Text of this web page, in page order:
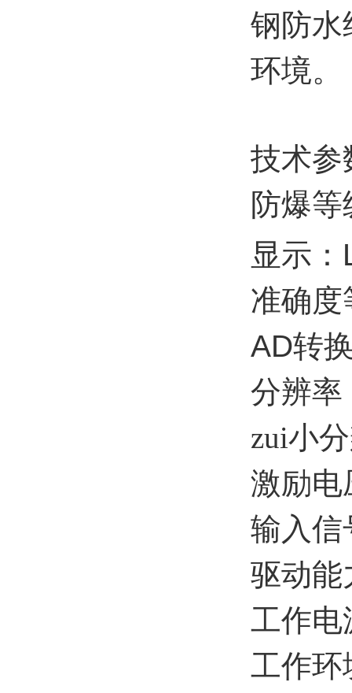
钢防水
环境。
技术参
防爆等
显示：
准确度
AD转
分辨率
zui小
激励电
输入信
驱动能
工作电
工作环